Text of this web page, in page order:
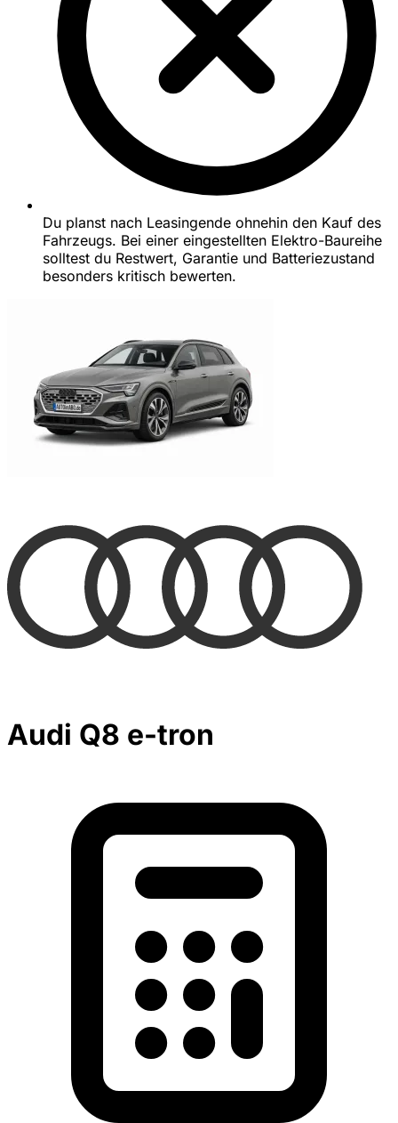
Du planst nach Leasingende ohnehin den Kauf des
Fahrzeugs. Bei einer eingestellten Elektro-Baureihe
solltest du Restwert, Garantie und Batteriezustand
besonders kritisch bewerten.
Audi Q8 e-tron